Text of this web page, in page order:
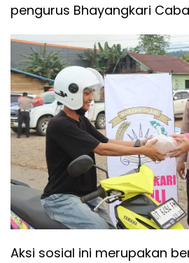
pengurus Bhayangkari
Aksi sosial ini merupakan